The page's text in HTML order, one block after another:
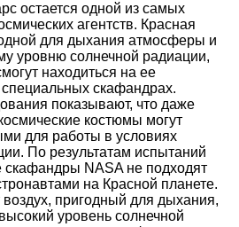
остается одной из самых
агентств. Красная
для дыхания атмосферы и
уровню солнечной радиации,
находиться на ее
специальных скафандрах.
показывают, что даже
костюмы могут
для работы в условиях
По результатам испытаний
скафандры NASA не подходят
на Красной планете.
воздух, пригодный для дыхания,
уровень солнечной